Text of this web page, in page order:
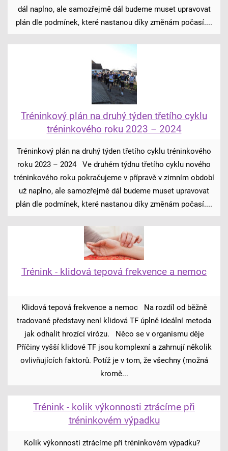
dál naplno, ale samozřejmě dál budeme muset upravovat
plán dle podmínek, které nastanou díky změnám počasí....
Tréninkový plán na druhý týden třetího cyklu
tréninkového roku 2023 – 2024
Tréninkový plán na druhý týden třetího cyklu tréninkového
roku 2023 – 2024 Ve druhém týdnu třetího cyklu nového
tréninkového roku pokračujeme v přípravě v zimním období
už naplno, ale samozřejmě dál budeme muset upravovat
plán dle podmínek, které nastanou díky změnám počasí....
Trénink - klidová tepová frekvence a nemoc
Klidová tepová frekvence a nemoc Na rozdíl od běžně
tradované představy není klidová TF úplně ideální metoda
jak odhalit hrozící virózu. Něco se v organismu děje
Příčiny vyšší klidové TF jsou komplexní a zahrnují několik
ovlivňujících faktorů. Potíž je v tom, že všechny (možná
kromě...
Trénink - kolik výkonnosti ztrácíme při
tréninkovém výpadku
Kolik výkonnosti ztrácíme při tréninkovém výpadku?